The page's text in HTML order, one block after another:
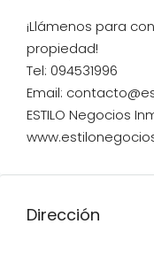
¡Llámenos para
propiedad!
Tel: 094531996
Email:
ESTILO Negocios
Dirección